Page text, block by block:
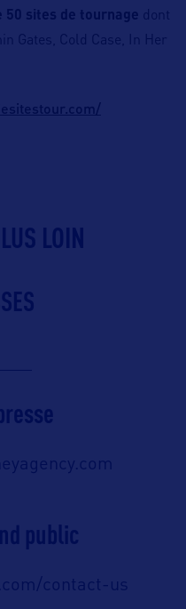
50 sites de tournage dont
Gates, Cold Case, In Her
LOIN
public
contact-us